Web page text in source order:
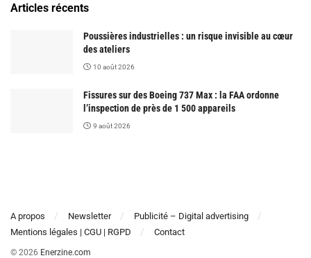
Articles récents
Poussières industrielles : un risque invisible au cœur
des ateliers
10 août 2026
Fissures sur des Boeing 737 Max : la FAA ordonne
l’inspection de près de 1 500 appareils
9 août 2026
A propos Newsletter
Publicité – Digital advertising
Mentions légales | CGU | RGPD
Contact
© 2026 Enerzine.com